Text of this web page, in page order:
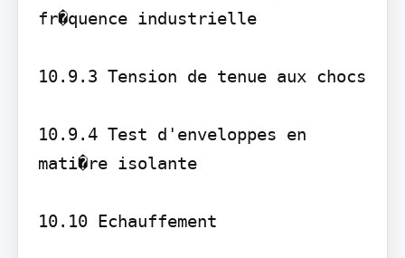
fr�quence industrielle
10.9.3 Tension de tenue aux chocs
10.9.4 Test d'enveloppes en
mati�re isolante
10.10 Echauffement